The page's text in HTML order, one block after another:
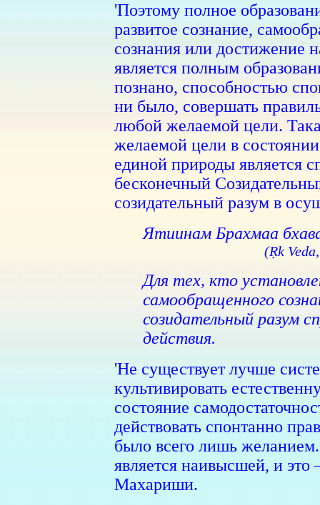
'Поэтому полное
развитое сознание,
сознания или достижениe
является полным
познано, способностью
ни было, совершать
любой желаемой цели.
желаемой цели в
единой природы является
бесконечный
созидательный разум в
Ятиинам Брахмаа
(Ṛk
Для тех, кто
самообращенного
созидательный разум
действия.
'Не существует лучше
культивировать
состояние
действовать спонтанно
было всего лишь
является наивысшей, и это
Махариши.